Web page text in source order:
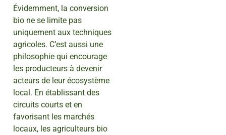
Évidemment, la conversion
bio ne se limite pas
uniquement aux techniques
agricoles. C’est aussi une
philosophie qui encourage
les producteurs à devenir
acteurs de leur écosystème
local. En établissant des
circuits courts et en
favorisant les marchés
locaux, les agriculteurs bio